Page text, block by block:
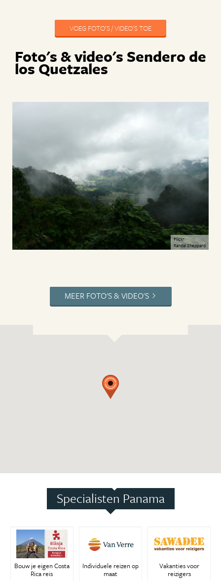
VOEG FOTO'S / VIDEO'S TOE
Foto's & video's Sendero de
los Quetzales
Flickr:
Randal Sheppard
MEER FOTO'S & VIDEO'S
Specialisten Panama
Bouw je eigen Costa
Rica reis
Individuele reizen op
maat
Vakanties voor
reizigers